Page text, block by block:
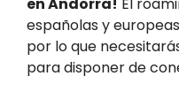
españolas y
por lo que
para disponer de